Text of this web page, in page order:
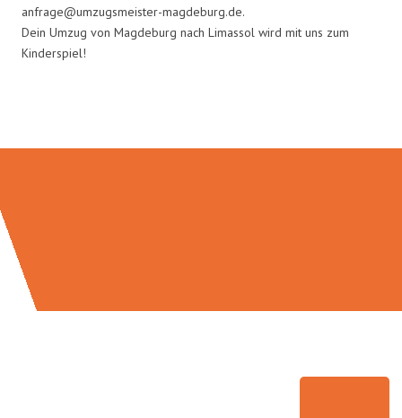
anfrage@umzugsmeister-magdeburg.de.
Dein Umzug von Magdeburg nach Limassol wird mit uns zum
Kinderspiel!